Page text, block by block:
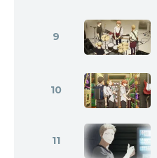
9
10
11